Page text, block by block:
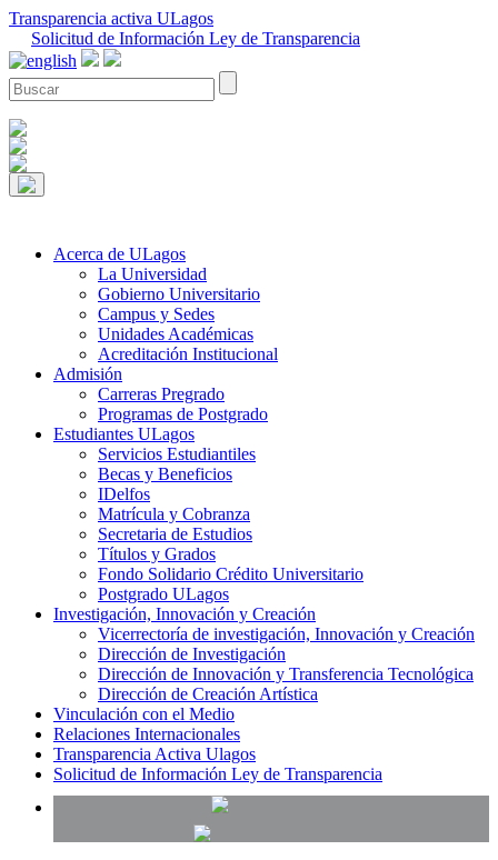
Transparencia activa ULagos
Solicitud de Información Ley de Transparencia
Acerca de ULagos
La Universidad
Gobierno Universitario
Campus y Sedes
Unidades Académicas
Acreditación Institucional
Admisión
Carreras Pregrado
Programas de Postgrado
Estudiantes ULagos
Servicios Estudiantiles
Becas y Beneficios
IDelfos
Matrícula y Cobranza
Secretaria de Estudios
Títulos y Grados
Fondo Solidario Crédito Universitario
Postgrado ULagos
Investigación, Innovación y Creación
Vicerrectoría de investigación, Innovación y Creación
Dirección de Investigación
Dirección de Innovación y Transferencia Tecnológica
Dirección de Creación Artística
Vinculación con el Medio
Relaciones Internacionales
Transparencia Activa Ulagos
Solicitud de Información Ley de Transparencia